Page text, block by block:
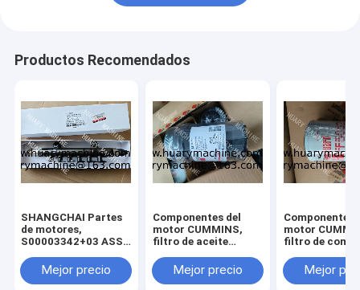
Productos Recomendados
SHANGCHAI Partes
de motores,
S00003342+03 ASSY
ferrocarril para
motores SC7H
Mejor precio
Componentes del
motor CUMMINS,
filtro de aceite
filtro de aceite
XCDM6135N
Mejor precio
Componentes
motor
filtro de
GR135
combustible
Mejor